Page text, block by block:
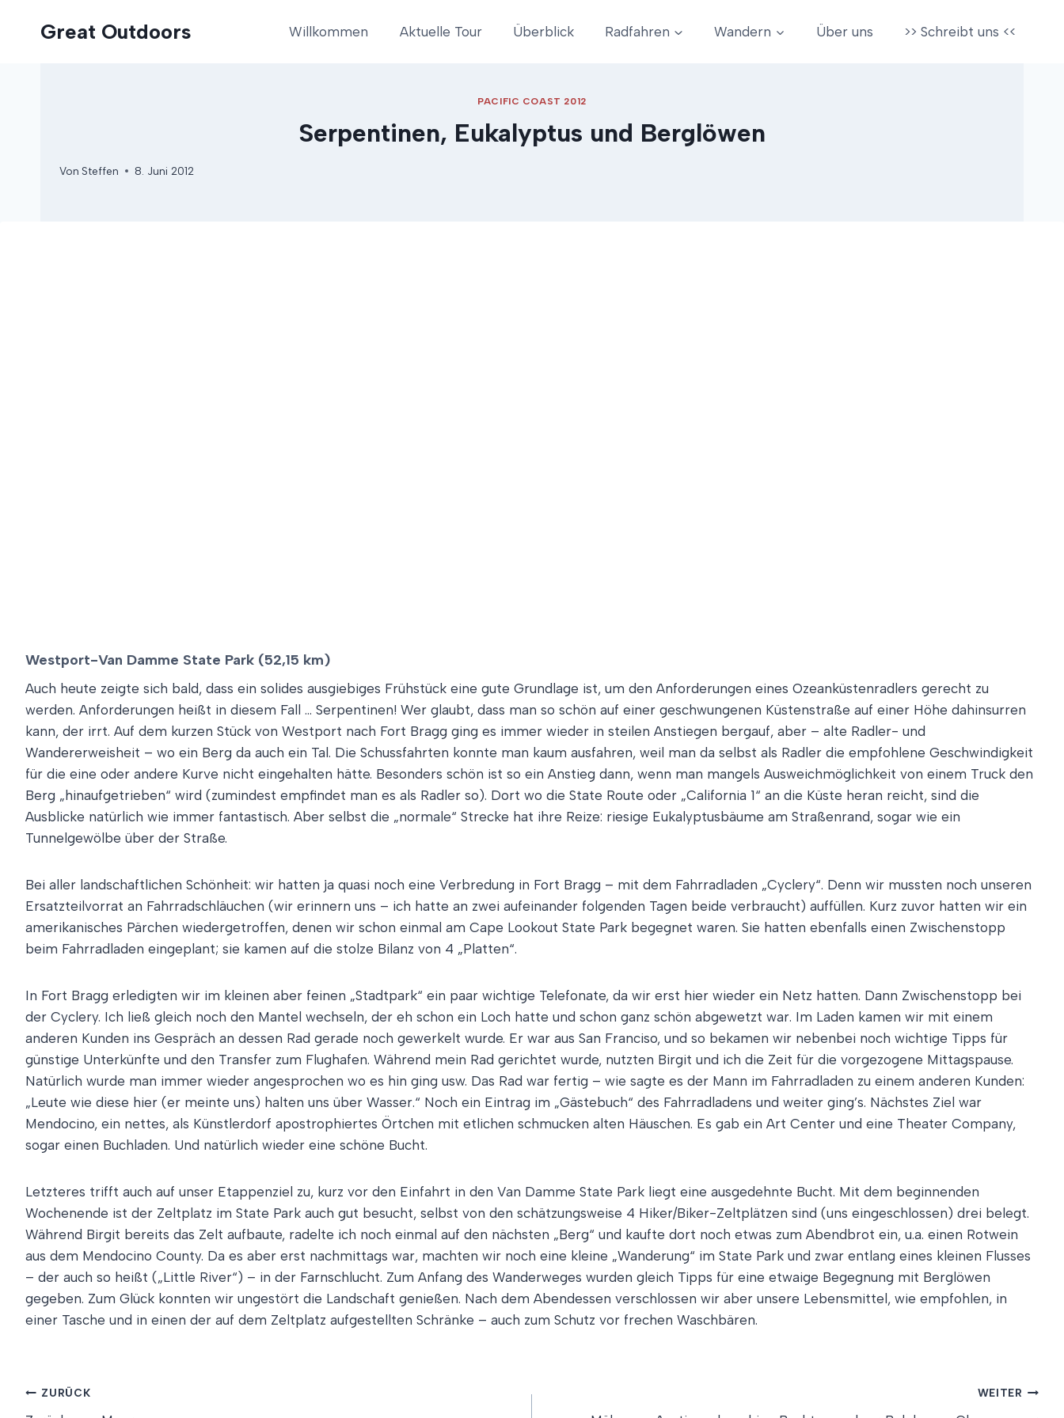
Great Outdoors Willkommen Aktuelle Tour Überblick Radfahren Wandern Über uns >> Schreibt uns <<
PACIFIC COAST 2012
Serpentinen, Eukalyptus und Berglöwen
Von Steffen 8. Juni 2012
Westport-Van Damme State Park (52,15 km)
Auch heute zeigte sich bald, dass ein solides ausgiebiges Frühstück eine gute Grundlage ist, um den Anforderungen eines Ozeanküstenradlers gerecht zu
werden. Anforderungen heißt in diesem Fall … Serpentinen! Wer glaubt, dass man so schön auf einer geschwungenen Küstenstraße auf einer Höhe dahinsurren
kann, der irrt. Auf dem kurzen Stück von Westport nach Fort Bragg ging es immer wieder in steilen Anstiegen bergauf, aber – alte Radler- und
Wandererweisheit – wo ein Berg da auch ein Tal. Die Schussfahrten konnte man kaum ausfahren, weil man da selbst als Radler die empfohlene Geschwindigkeit
für die eine oder andere Kurve nicht eingehalten hätte. Besonders schön ist so ein Anstieg dann, wenn man mangels Ausweichmöglichkeit von einem Truck den
Berg „hinaufgetrieben“ wird (zumindest empfindet man es als Radler so). Dort wo die State Route oder „California 1“ an die Küste heran reicht, sind die
Ausblicke natürlich wie immer fantastisch. Aber selbst die „normale“ Strecke hat ihre Reize: riesige Eukalyptusbäume am Straßenrand, sogar wie ein
Tunnelgewölbe über der Straße.
Bei aller landschaftlichen Schönheit: wir hatten ja quasi noch eine Verbredung in Fort Bragg – mit dem Fahrradladen „Cyclery“. Denn wir mussten noch unseren
Ersatzteilvorrat an Fahrradschläuchen (wir erinnern uns – ich hatte an zwei aufeinander folgenden Tagen beide verbraucht) auffüllen. Kurz zuvor hatten wir ein
amerikanisches Pärchen wiedergetroffen, denen wir schon einmal am Cape Lookout State Park begegnet waren. Sie hatten ebenfalls einen Zwischenstopp
beim Fahrradladen eingeplant; sie kamen auf die stolze Bilanz von 4 „Platten“.
In Fort Bragg erledigten wir im kleinen aber feinen „Stadtpark“ ein paar wichtige Telefonate, da wir erst hier wieder ein Netz hatten. Dann Zwischenstopp bei
der Cyclery. Ich ließ gleich noch den Mantel wechseln, der eh schon ein Loch hatte und schon ganz schön abgewetzt war. Im Laden kamen wir mit einem
anderen Kunden ins Gespräch an dessen Rad gerade noch gewerkelt wurde. Er war aus San Franciso, und so bekamen wir nebenbei noch wichtige Tipps für
günstige Unterkünfte und den Transfer zum Flughafen. Während mein Rad gerichtet wurde, nutzten Birgit und ich die Zeit für die vorgezogene Mittagspause.
Natürlich wurde man immer wieder angesprochen wo es hin ging usw. Das Rad war fertig – wie sagte es der Mann im Fahrradladen zu einem anderen Kunden:
„Leute wie diese hier (er meinte uns) halten uns über Wasser.“ Noch ein Eintrag im „Gästebuch“ des Fahrradladens und weiter ging’s. Nächstes Ziel war
Mendocino, ein nettes, als Künstlerdorf apostrophiertes Örtchen mit etlichen schmucken alten Häuschen. Es gab ein Art Center und eine Theater Company,
sogar einen Buchladen. Und natürlich wieder eine schöne Bucht.
Letzteres trifft auch auf unser Etappenziel zu, kurz vor den Einfahrt in den Van Damme State Park liegt eine ausgedehnte Bucht. Mit dem beginnenden
Wochenende ist der Zeltplatz im State Park auch gut besucht, selbst von den schätzungsweise 4 Hiker/Biker-Zeltplätzen sind (uns eingeschlossen) drei belegt.
Während Birgit bereits das Zelt aufbaute, radelte ich noch einmal auf den nächsten „Berg“ und kaufte dort noch etwas zum Abendbrot ein, u.a. einen Rotwein
aus dem Mendocino County. Da es aber erst nachmittags war, machten wir noch eine kleine „Wanderung“ im State Park und zwar entlang eines kleinen Flusses
– der auch so heißt („Little River“) – in der Farnschlucht. Zum Anfang des Wanderweges wurden gleich Tipps für eine etwaige Begegnung mit Berglöwen
gegeben. Zum Glück konnten wir ungestört die Landschaft genießen. Nach dem Abendessen verschlossen wir aber unsere Lebensmittel, wie empfohlen, in
einer Tasche und in einen der auf dem Zeltplatz aufgestellten Schränke – auch zum Schutz vor frechen Waschbären.
Beitragsnavigation
ZURÜCK WEITER